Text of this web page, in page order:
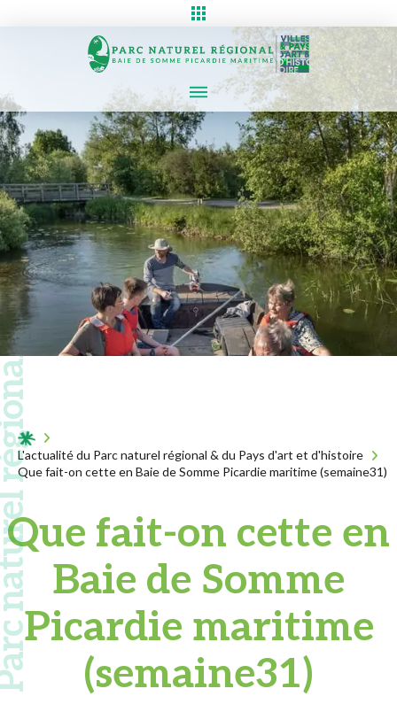
régional
Acceuil
L'actualité du Parc naturel régional & du Pays d'art et d'histoire
Que fait-on cette en Baie de Somme Picardie maritime (semaine31)
Que fait-on cette en
Baie de Somme
Picardie maritime
(semaine31)